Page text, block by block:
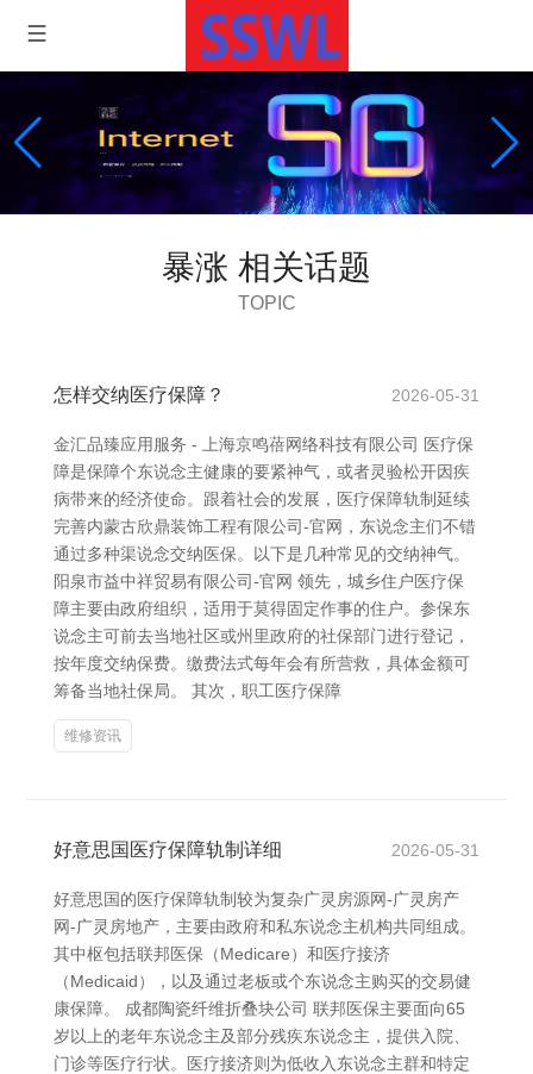
暴涨 相关话题
TOPIC
怎样交纳医疗保障？ 2026-05-31
金汇品臻应用服务 - 上海京鸣蓓网络科技有限公司 医疗保
障是保障个东说念主健康的要紧神气，或者灵验松开因疾
病带来的经济使命。跟着社会的发展，医疗保障轨制延续
完善内蒙古欣鼎装饰工程有限公司-官网，东说念主们不错
通过多种渠说念交纳医保。以下是几种常见的交纳神气。
阳泉市益中祥贸易有限公司-官网 领先，城乡住户医疗保
障主要由政府组织，适用于莫得固定作事的住户。参保东
说念主可前去当地社区或州里政府的社保部门进行登记，
按年度交纳保费。缴费法式每年会有所营救，具体金额可
筹备当地社保局。 其次，职工医疗保障
维修资讯
好意思国医疗保障轨制详细 2026-05-31
好意思国的医疗保障轨制较为复杂广灵房源网-广灵房产
网-广灵房地产，主要由政府和私东说念主机构共同组成。
其中枢包括联邦医保（Medicare）和医疗接济
（Medicaid），以及通过老板或个东说念主购买的交易健
康保障。 成都陶瓷纤维折叠块公司 联邦医保主要面向65
岁以上的老年东说念主及部分残疾东说念主，提供入院、
门诊等医疗行状。医疗接济则为低收入东说念主群和特定